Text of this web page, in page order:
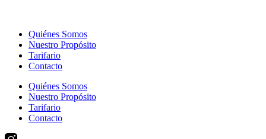
Quiénes Somos
Nuestro Propósito
Tarifario
Contacto
Quiénes Somos
Nuestro Propósito
Tarifario
Contacto